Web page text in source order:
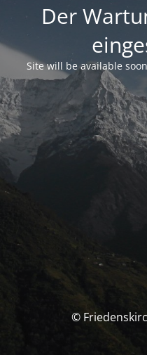
Der
Site will be available
©